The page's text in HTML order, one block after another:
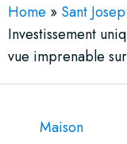
Home » Sant
Investissement
vue imprenable
Maison